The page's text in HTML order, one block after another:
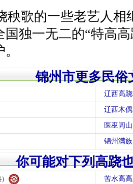
秧歌的一些老艺人相
国独一无二的“特高
锦州市更多民俗
辽西高
辽西木
医巫闾
锦州满
你可能对下列高跷
) 苦水高